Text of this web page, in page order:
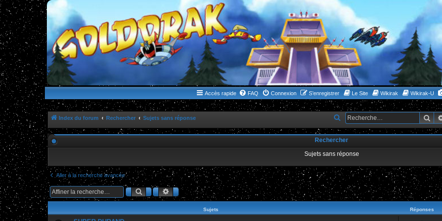
WWW.GOLDORAKGO.COM
le site de la Lune Rouge
Accès rapide FAQ Connexion S’enregistrer Le Site Wikirak Wikirak-U
Index du forum Rechercher Sujets sans réponse
e
c
h
e
r
h
e
Rechercher
Sujets sans réponse
Aller à la recherche avancée
RechercherRecherche avancée
Sujets Réponses